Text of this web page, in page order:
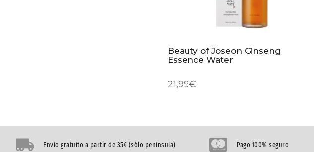
Beauty of Joseon Ginseng
Essence Water
21,99€
Envío gratuíto a partir de 35€ (sólo península) Pago 100% seguro